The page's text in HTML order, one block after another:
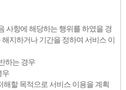
사항에 해당하는 행위를 하였을 경
지하거나 기간을 정하여 서비스 이
하는 경우
우
해할 목적으로 서비스 이용을 계획